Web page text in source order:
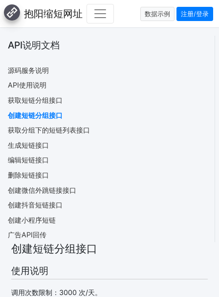
抱阳缩短网址 数据示例 注册/登录
API说明文档
源码服务说明
API使用说明
获取短链分组接口
创建短链分组接口
获取分组下的短链列表接口
生成短链接口
编辑短链接口
删除短链接口
创建微信外跳链接接口
创建抖音短链接口
创建小程序短链
广告API回传
创建短链分组接口
使用说明
调用次数限制：3000 次/天。